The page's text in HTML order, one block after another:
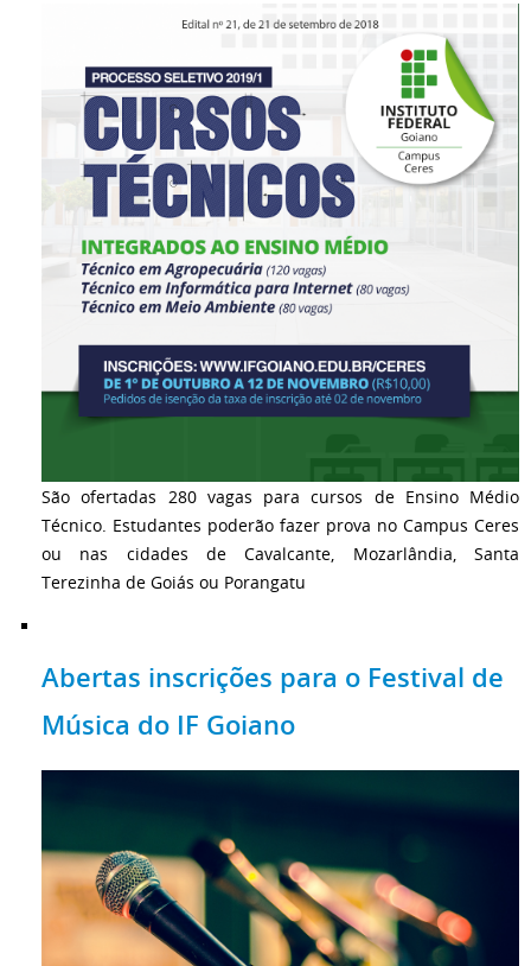
São ofertadas 280 vagas para cursos de Ensino Médio
Técnico. Estudantes poderão fazer prova no Campus Ceres
ou nas cidades de Cavalcante, Mozarlândia, Santa
Terezinha de Goiás ou Porangatu
Abertas inscrições para o Festival de
Música do IF Goiano